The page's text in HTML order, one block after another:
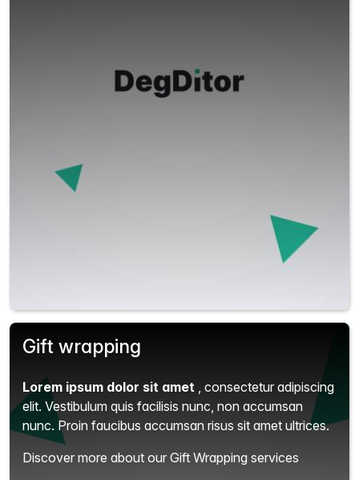
Gift wrapping
Lorem ipsum dolor sit amet , consectetur adipiscing
elit. Vestibulum quis facilisis nunc, non accumsan
nunc. Proin faucibus accumsan risus sit amet ultrices.
Discover more about our Gift Wrapping services